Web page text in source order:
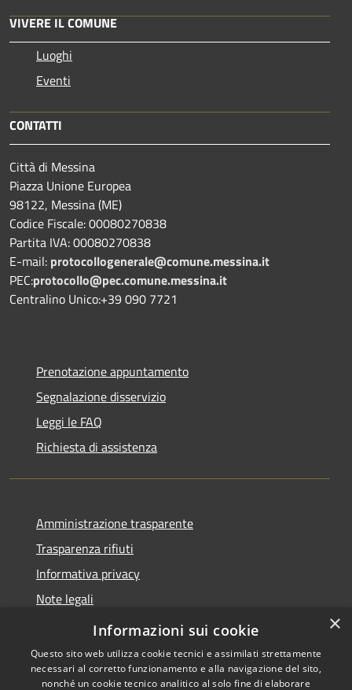
VIVERE IL COMUNE
Luoghi
Eventi
CONTATTI
Città di Messina
Piazza Unione Europea
98122, Messina (ME)
Codice Fiscale: 00080270838
Partita IVA: 00080270838
E-mail: protocollogenerale@comune.messina.it
PEC:protocollo@pec.comune.messina.it
Centralino Unico:+39 090 7721
Prenotazione appuntamento
Segnalazione disservizio
Leggi le FAQ
Richiesta di assistenza
Amministrazione trasparente
Trasparenza rifiuti
Informativa privacy
Note legali
Dichiarazione di accessibilità
×
Informazioni sui cookie
Questo sito web utilizza cookie tecnici e assimilati strettamente
necessari al corretto funzionamento e alla navigazione del sito,
nonché un cookie tecnico analitico al solo fine di elaborare